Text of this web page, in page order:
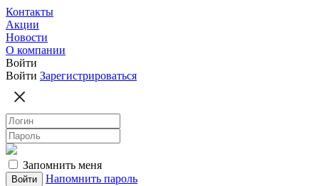
Контакты
Акции
Новости
О компании
Войти
Войти Зарегистрироваться
Запомнить меня
Напомнить пароль